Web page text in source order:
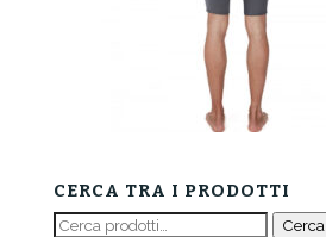
CERCA TRA I PRODOTTI
Cerca: Cerca